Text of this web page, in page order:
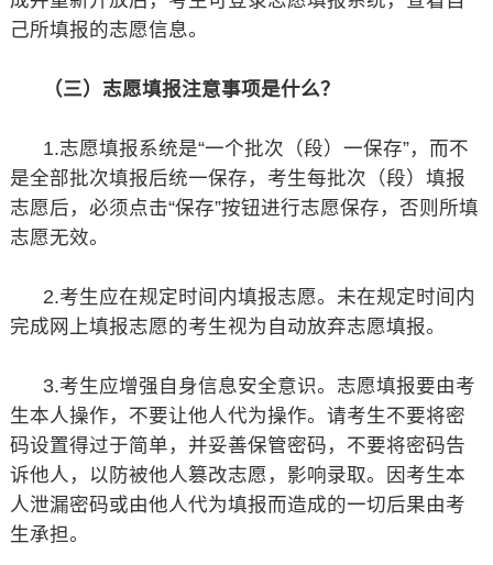
己所填报的志愿信息。
（三）志愿填报注意事项是什么？
1.志愿填报系统是“一个批次（段）一保存”，而不
是全部批次填报后统一保存，考生每批次（段）填报
志愿后，必须点击“保存”按钮进行志愿保存，否则所填
志愿无效。
2.考生应在规定时间内填报志愿。未在规定时间内
完成网上填报志愿的考生视为自动放弃志愿填报。
3.考生应增强自身信息安全意识。志愿填报要由考
生本人操作，不要让他人代为操作。请考生不要将密
码设置得过于简单，并妥善保管密码，不要将密码告
诉他人，以防被他人篡改志愿，影响录取。因考生本
人泄漏密码或由他人代为填报而造成的一切后果由考
生承担。